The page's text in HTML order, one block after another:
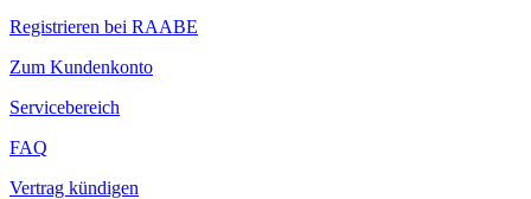
Registrieren bei RAABE
Zum Kundenkonto
Servicebereich
FAQ
Vertrag kündigen